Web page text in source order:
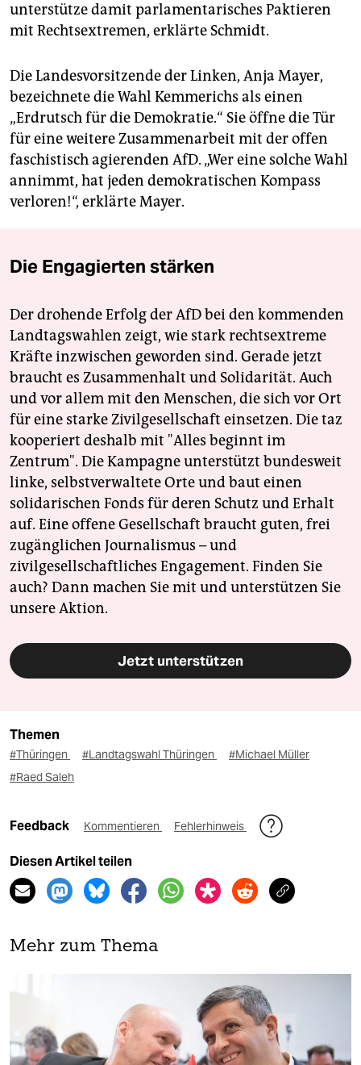
unterstütze damit parlamentarisches Paktieren
mit Rechtsextremen, erklärte Schmidt.
Die Landesvorsitzende der Linken, Anja Mayer,
bezeichnete die Wahl Kemmerichs als einen
„Erdrutsch für die Demokratie.“ Sie öffne die Tür
für eine weitere Zusammenarbeit mit der offen
faschistisch agierenden AfD. „Wer eine solche Wahl
annimmt, hat jeden demokratischen Kompass
verloren!“, erklärte Mayer.
Die Engagierten stärken
Der drohende Erfolg der AfD bei den kommenden
Landtagswahlen zeigt, wie stark rechtsextreme
Kräfte inzwischen geworden sind. Gerade jetzt
braucht es Zusammenhalt und Solidarität. Auch
und vor allem mit den Menschen, die sich vor Ort
für eine starke Zivilgesellschaft einsetzen. Die taz
kooperiert deshalb mit "Alles beginnt im
Zentrum". Die Kampagne unterstützt bundesweit
linke, selbstverwaltete Orte und baut einen
solidarischen Fonds für deren Schutz und Erhalt
auf. Eine offene Gesellschaft braucht guten, frei
zugänglichen Journalismus – und
zivilgesellschaftliches Engagement. Finden Sie
auch? Dann machen Sie mit und unterstützen Sie
unsere Aktion.
Jetzt unterstützen
Themen
#Thüringen #Landtagswahl Thüringen
#Michael Müller
#Raed Saleh
Feedback Kommentieren Fehlerhinweis
Diesen Artikel teilen
Mehr zum Thema